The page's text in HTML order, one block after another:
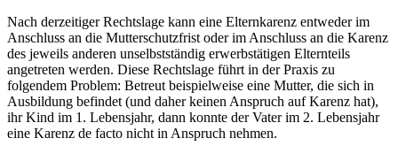
Nach derzeitiger Rechtslage kann eine Elternkarenz entweder im
Anschluss an die Mutterschutzfrist oder im Anschluss an die Karenz
des jeweils anderen unselbstständig erwerbstätigen Elternteils
angetreten werden. Diese Rechtslage führt in der Praxis zu
folgendem Problem: Betreut beispielweise eine Mutter, die sich in
Ausbildung befindet (und daher keinen Anspruch auf Karenz hat),
ihr Kind im 1. Lebensjahr, dann konnte der Vater im 2. Lebensjahr
eine Karenz de facto nicht in Anspruch nehmen.